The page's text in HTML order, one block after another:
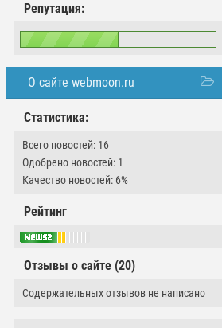
Репутация:
О сайте webmoon.ru
Статистика:
Всего новостей: 16
Одобрено новостей: 1
Качество новостей: 6%
Рейтинг
Отзывы о сайте (20)
Содержательных отзывов не написано